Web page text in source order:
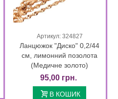
Артикул: 324827
Ланцюжок "Диско" 0,2/44
см, лимонний позолота
(Медичне золото)
95,00 грн.
В КОШИК